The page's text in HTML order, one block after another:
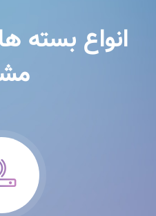
انواع بسته